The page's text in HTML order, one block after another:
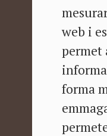
web i
permet
forma